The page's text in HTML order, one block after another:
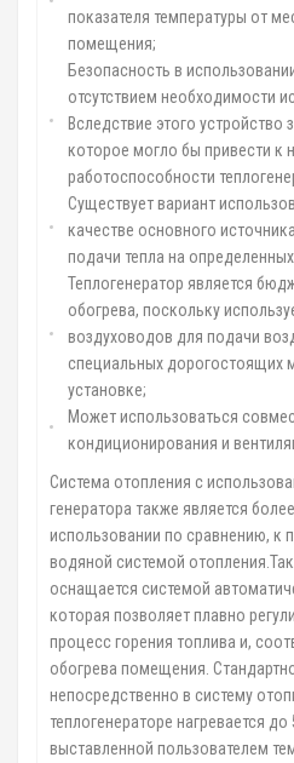
показателя температуры от
помещения;
Безопасность в
отсутствием необходимости
Вследствие этого
которое могло бы привести к
работоспособности
Существует вариант
качестве основного
подачи тепла на
Теплогенератор является
обогрева, поскольку
воздуховодов для подачи
специальных дорогостоящих
установке;
Может использоваться
кондиционирования и
Система отопления с
генератора также является
использовании по сравнению, к
водяной системой
оснащается системой
которая позволяет плавно
процесс горения топлива и,
обогрева помещения.
непосредственно в систему
теплогенераторе нагревается
выставленной пользователем